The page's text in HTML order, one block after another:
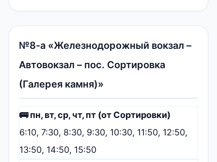
№8-а «Железнодорожный вокзал –
Автовокзал – пос. Сортировка
(Галерея камня)»
🚌 пн, вт, ср, чт, пт (от Сортировки)
6:10, 7:30, 8:30, 9:30, 10:30, 11:50, 12:50,
13:50, 14:50, 15:50